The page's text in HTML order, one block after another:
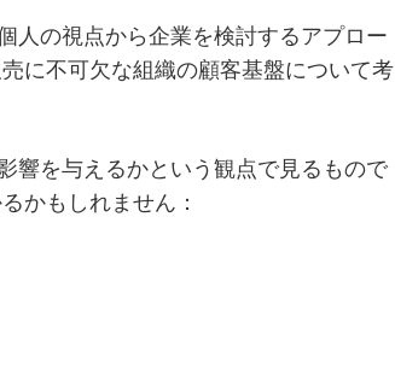
人の視点から企業を検討するアプロー
に不可欠な組織の顧客基盤について考
響を与えるかという観点で見るもので
かもしれません：